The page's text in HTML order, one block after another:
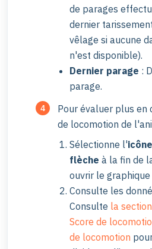
de parages
dernier
vêlage si aucune
n'est disponible).
Dernier parage :
parage.
Pour évaluer plus en
de locomotion de
Sélectionne l'icône
flèche à la fin de
ouvrir le
Consulte les
Consulte la
Score de
de locomotion